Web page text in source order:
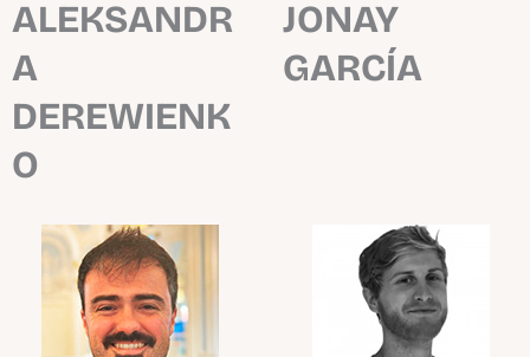
ALEKSANDR
A
DEREWIENK
O
JONAY
GARCÍA